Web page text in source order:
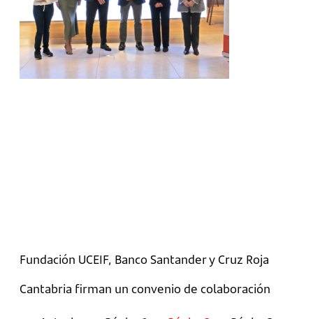
Fundación UCEIF, Banco Santander y Cruz Roja
Cantabria firman un convenio de colaboración